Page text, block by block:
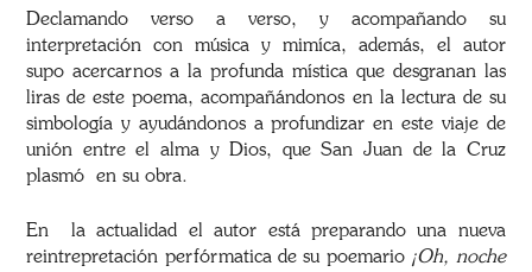
Declamando verso a verso, y acompañando su
interpretación con música y mimíca, además,
el autor
supo acercarnos a la profunda mística que desgranan las
liras de este poema, acompañándonos en la lectura de su
simbología y ayudándonos a profundizar en este viaje de
unión entre el alma y Dios, que San Juan de la Cruz
plasmó
en su obra.
En
la actualidad el autor está preparando una nueva
reintrepretación perfórmatica de su poemario ¡Oh, noche